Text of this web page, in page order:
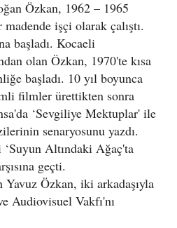
Özkan, 1962 – 1965
işçi olarak çalıştı.
başladı. Kocaeli
olan Özkan, 1970'te kısa
başladı. 10 yıl boyunca
filmler ürettikten sonra
‘Sevgiliye Mektuplar' ile
senaryosunu yazdı.
Altındaki Ağaç'ta
geçti.
Yavuz Özkan, iki arkadaşıyla
Audiovisuel Vakfı'nı